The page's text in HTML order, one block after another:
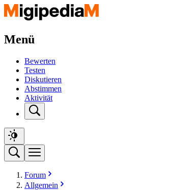
Menü
Bewerten
Testen
Diskutieren
Abstimmen
Aktivität
Forum
Allgemein